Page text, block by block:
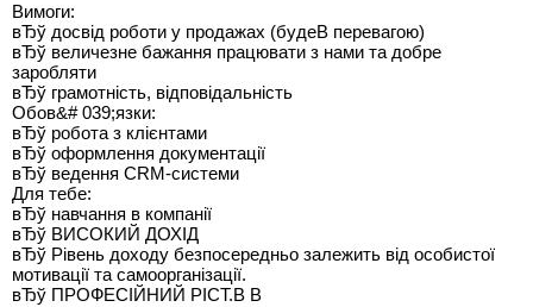
Вимоги:
вЂў досвід роботи у продажах (будеВ перевагою)
вЂў величезне бажання працювати з нами та добре
заробляти
вЂў грамотність, відповідальність
Обов&# 039;язки:
вЂў робота з клієнтами
вЂў оформлення документації
вЂў ведення CRM-системи
Для тебе:
вЂў навчання в компанії
вЂў ВИСОКИЙ ДОХІД
вЂў Рівень доходу безпосередньо залежить від особистої
мотивації та самоорганізації.
вЂў ПРОФЕСІЙНИЙ PICT.В В